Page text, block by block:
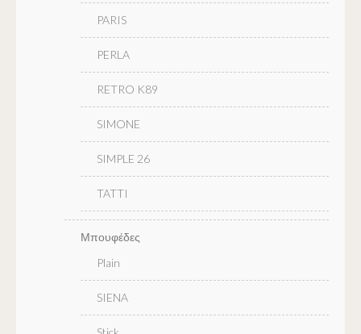
PARIS
PERLA
RETRO K89
SIMONE
SIMPLE 26
TATTI
Μπουφέδες
Plain
SIENA